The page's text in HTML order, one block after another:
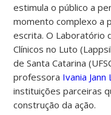
estimula o público a
momento complexo a
escrita. O Laboratório
Clínicos no Luto
de Santa Catarina
professora Ivania Jann
instituições parceiras
construção da ação.